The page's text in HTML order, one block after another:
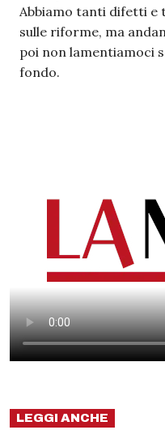
Abbiamo tanti difetti
sulle riforme, ma
poi non lamentiamoci
fondo.
LEGGI ANCHE